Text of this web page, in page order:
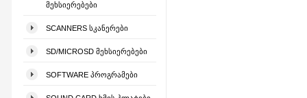
ᲛᲔᲮᲡᲘᲔᲠᲔᲑᲔᲑᲘ
SCANNERS ᲡᲙᲐᲜᲔᲠᲔᲑᲘ
SD/MICROSD ᲛᲔᲮᲡᲘᲔᲠᲔᲑᲔᲑᲘ
SOFTWARE ᲞᲠᲝᲒᲠᲐᲛᲔᲑᲘ